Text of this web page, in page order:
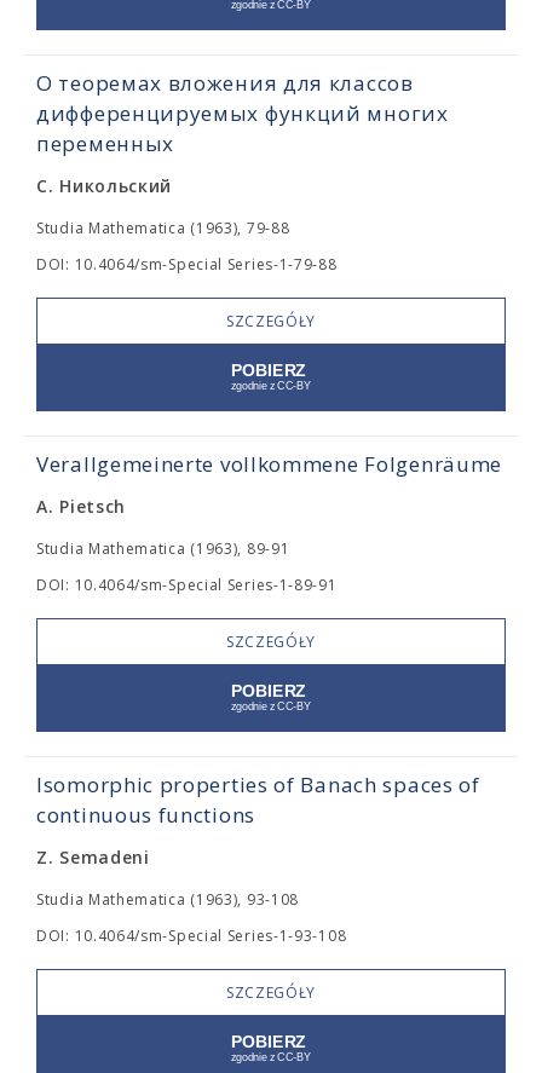
О теоремах вложения для классов
дифференцируемых функций многих
переменных
С. Никольский
Studia Mathematica (1963), 79-88
DOI: 10.4064/sm-Special Series-1-79-88
SZCZEGÓŁY
Verallgemeinerte vollkommene Folgenräume
A. Pietsch
Studia Mathematica (1963), 89-91
DOI: 10.4064/sm-Special Series-1-89-91
SZCZEGÓŁY
Isomorphic properties of Banach spaces of
continuous functions
Z. Semadeni
Studia Mathematica (1963), 93-108
DOI: 10.4064/sm-Special Series-1-93-108
SZCZEGÓŁY